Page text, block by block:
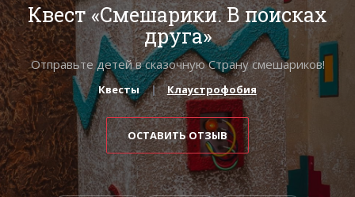
Квест «Смешарики. В поисках
друга»
Отправьте детей в сказочную Страну смешариков!
Квесты Клаустрофобия
ОСТАВИТЬ ОТЗЫВ